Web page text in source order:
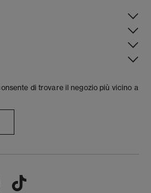
di trovare il negozio più vicino a